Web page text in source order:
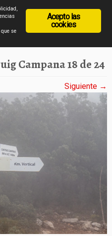
Campana 18 de 24
Siguiente →
Acepto las
cookies
que se